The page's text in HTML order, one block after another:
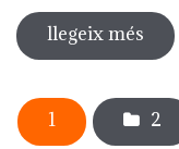
llegeix més
Pàgines
1 2